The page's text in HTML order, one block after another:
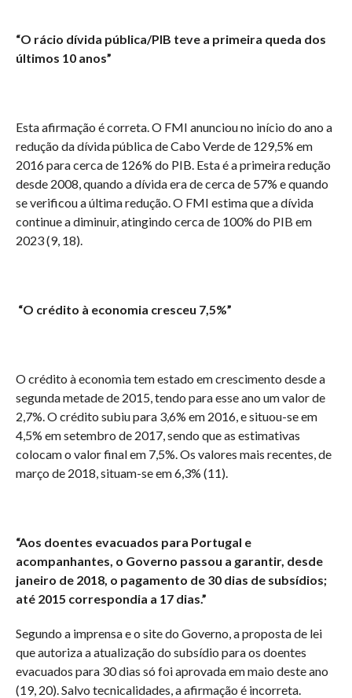
“O rácio dívida pública/PIB teve a primeira queda dos
últimos 10 anos”
Esta afirmação é correta. O FMI anunciou no início do ano a
redução da dívida pública de Cabo Verde de 129,5% em
2016 para cerca de 126% do PIB. Esta é a primeira redução
desde 2008, quando a dívida era de cerca de 57% e quando
se verificou a última redução. O FMI estima que a dívida
continue a diminuir, atingindo cerca de 100% do PIB em
2023 (9, 18).
“O crédito à economia cresceu 7,5%”
O crédito à economia tem estado em crescimento desde a
segunda metade de 2015, tendo para esse ano um valor de
2,7%. O crédito subiu para 3,6% em 2016, e situou-se em
4,5% em setembro de 2017, sendo que as estimativas
colocam o valor final em 7,5%. Os valores mais recentes, de
março de 2018, situam-se em 6,3% (11).
“Aos doentes evacuados para Portugal e
acompanhantes, o Governo passou a garantir, desde
janeiro de 2018, o pagamento de 30 dias de subsídios;
até 2015 correspondia a 17 dias.”
Segundo a imprensa e o site do Governo, a proposta de lei
que autoriza a atualização do subsídio para os doentes
evacuados para 30 dias só foi aprovada em maio deste ano
(19, 20). Salvo tecnicalidades, a afirmação é incorreta.